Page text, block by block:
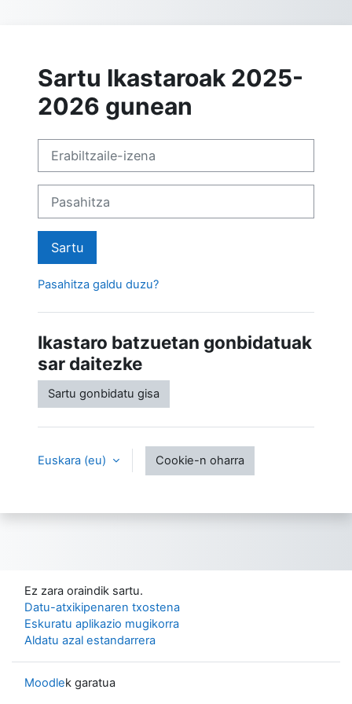
Sartu Ikastaroak 2025-
2026 gunean
Sartu
Pasahitza galdu duzu?
Ikastaro batzuetan gonbidatuak
sar daitezke
Sartu gonbidatu gisa
Euskara ‎(eu)‎ Cookie-n oharra
Ez zara oraindik sartu.
Datu-atxikipenaren txostena
Eskuratu aplikazio mugikorra
Aldatu azal estandarrera
Moodlek garatua